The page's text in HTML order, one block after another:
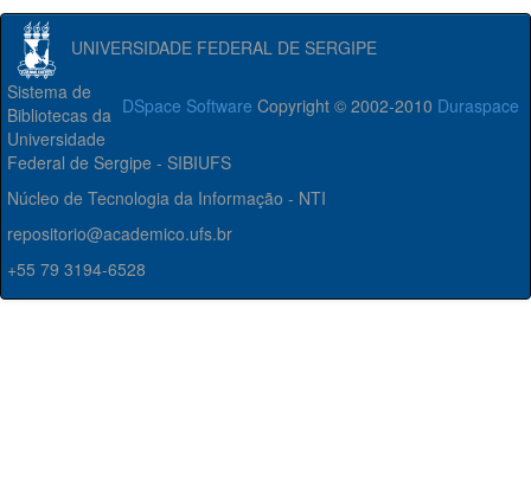
UNIVERSIDADE FEDERAL DE SERGIPE
DSpace Software Copyright © 2002-2010 Duraspace
Sistema de
Bibliotecas da
Universidade
Federal de Sergipe - SIBIUFS
Núcleo de Tecnologia da Informação - NTI
repositorio@academico.ufs.br
+55 79 3194-6528